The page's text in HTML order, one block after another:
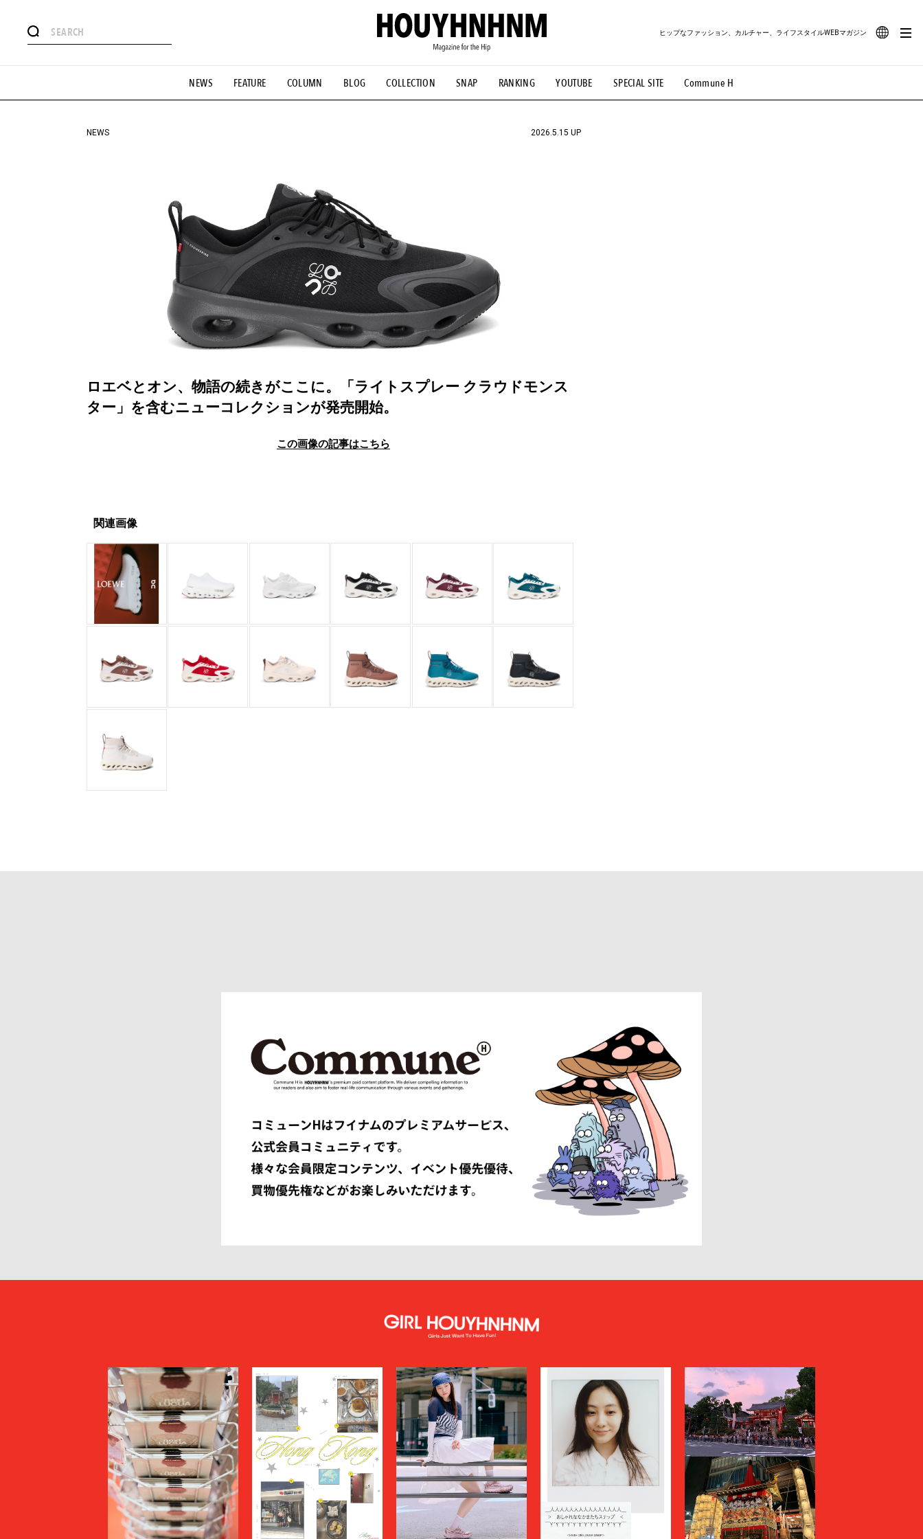
NEWS FEATURE COLUMN BLOG COLLECTION SNAP RANKING YOUTUBE SPECIAL SITE Commune H
ヒップなファッション、カルチャー、ライフスタイルWEBマガジン
#憧れの逸品 #ESSENTIAL DESIGNS #古着サミット #NEW VINTAGE #マイナーグッド図鑑 #路地裏てぃーん。 #MONTHLY JOURNAL
#GH 銘品の所以 #フイナムのYouTube #Commune H #FOCUS IT #AH.H #ととけん #FASHION #MUSIC #MOVIE #LIFESTYLE #SNEAKER #OUTDOOR
#HANDSOME HANDBOOK
NEWS 2026.5.15 UP
ロエベとオン、物語の続きがここに。「ライトスプレー クラウドモンス
ター」を含むニューコレクションが発売開始。
この画像の記事はこちら
関連画像